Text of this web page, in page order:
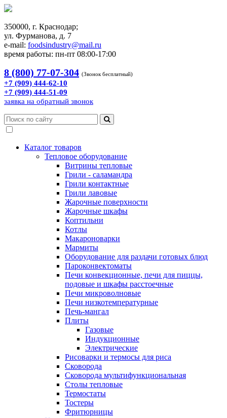
350000, г. Краснодар;
ул. Фурманова, д. 7
e-mail: foodsindustry@mail.ru
время работы: пн-пт 08:00-17:00
8 (800) 77-07-304 (Звонок бесплатный)
+7 (909) 444-62-10
+7 (909) 444-51-09
заявка на обратный звонок
Каталог товаров
Тепловое оборудование
Витрины тепловые
Грили - саламандра
Грили контактные
Грили лавовые
Жарочные поверхности
Жарочные шкафы
Коптильни
Котлы
Макароноварки
Мармиты
Оборудование для раздачи готовых блюд
Пароконвектоматы
Печи конвекционные, печи для пиццы,
подовые и шкафы расстоечные
Печи микроволновые
Печи низкотемпературные
Печь-мангал
Плиты
Газовые
Индукционные
Электрические
Рисоварки и термосы для риса
Сковорода
Сковорода мультифункциональная
Столы тепловые
Термостаты
Тостеры
Фритюрницы